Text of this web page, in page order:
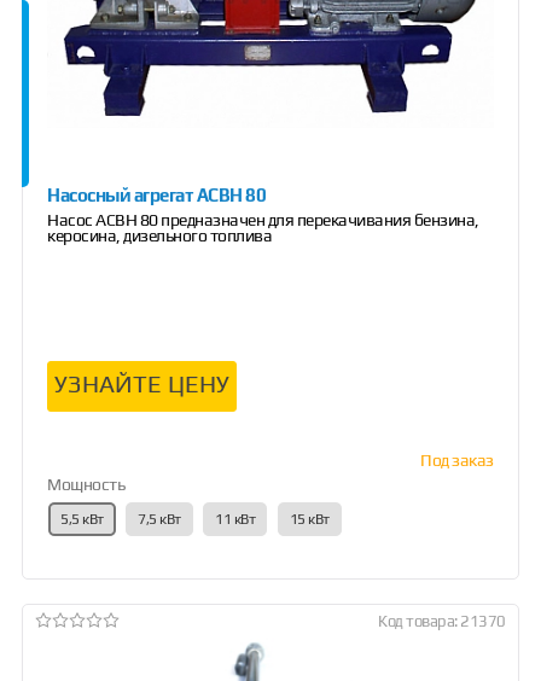
Насосный агрегат АСВН 80
Насос АСВН 80 предназначен для перекачивания бензина,
керосина, дизельного топлива
УЗНАЙТЕ ЦЕНУ
Под заказ
Мощность
5,5 кВт 7,5 кВт 11 кВт 15 кВт
Код товара: 21370